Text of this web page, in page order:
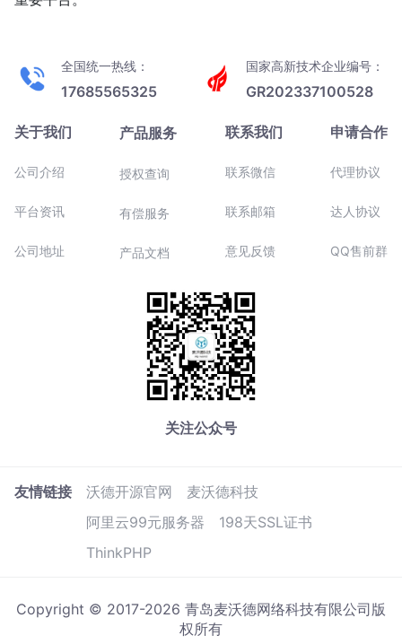
全国统一热线：
17685565325
国家高新技术企业编号：
GR202337100528
关于我们
公司介绍
平台资讯
公司地址
产品服务
授权查询
有偿服务
产品文档
联系我们
联系微信
联系邮箱
意见反馈
申请合作
代理协议
达人协议
QQ售前群
关注公众号
友情链接 沃德开源官网
麦沃德科技
阿里云99元服务器
198天SSL证书
ThinkPHP
Copyright © 2017-2026 青岛麦沃德网络科技有限公司版
权所有